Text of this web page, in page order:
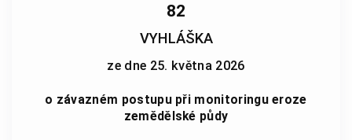
82
VYHLÁŠKA
ze dne 25. května 2026
o závazném postupu při monitoringu eroze
zemědělské půdy